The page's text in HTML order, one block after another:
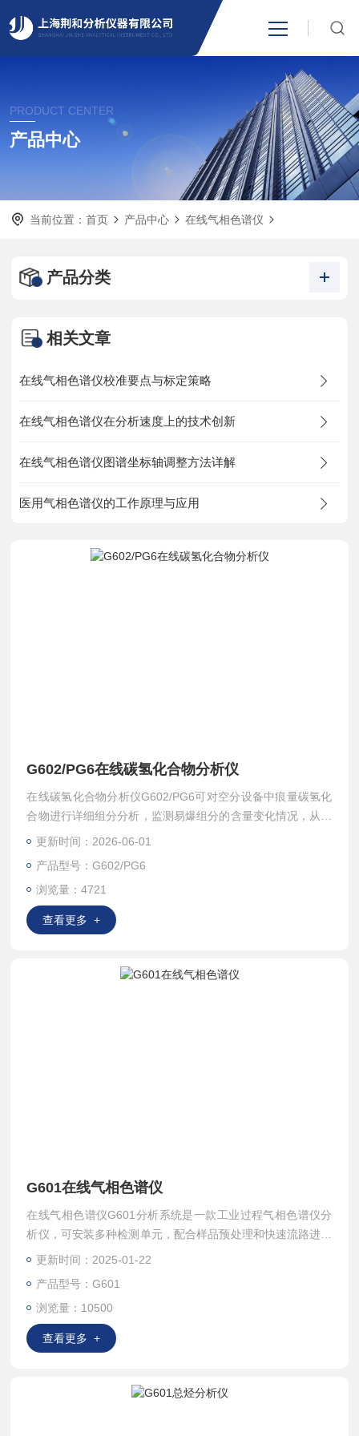
关于我们
新闻资讯
资料下载
在线留言
联系我们
PRODUCT CENTER
产品中心
当前位置：首页 产品中心 在线气相色谱仪
产品分类
相关文章
在线气相色谱仪校准要点与标定策略
在线气相色谱仪在分析速度上的技术创新
在线气相色谱仪图谱坐标轴调整方法详解
医用气相色谱仪的工作原理与应用
G602/PG6在线碳氢化合物分析仪
在线碳氢化合物分析仪G602/PG6可对空分设备中痕量碳氢化
合物进行详细组分分析，监测易爆组分的含量变化情况，从而
提供空分设备主冷凝器安全运行的重要参考数据。也是石油化
仪表。
更新时间：2026-06-01
产品型号：G602/PG6
浏览量：4721
查看更多 +
G601在线气相色谱仪
在线气相色谱仪G601分析系统是一款工业过程气相色谱仪分
析仪，可安装多种检测单元，配合样品预处理和快速流路进样
系统24小时不间断运行，数据实时传送到DCS控制中心。
更新时间：2025-01-22
产品型号：G601
浏览量：10500
查看更多 +